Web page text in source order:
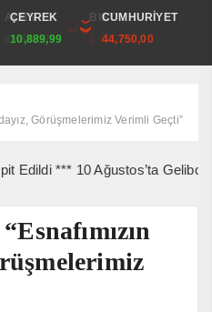
ALTIN
6,660,55
BIST
1.690,16
ÇEYREK
10,889,99
CUMHURİYET
44,750,00
Görüşmelerimiz Verimli Geçti”
10 Ağustos’ta Gelibolu